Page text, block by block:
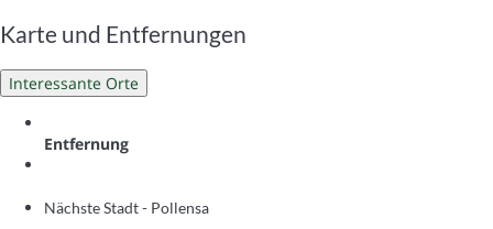
Karte und Entfernungen
Interessante Orte
Entfernung
Nächste Stadt - Pollensa